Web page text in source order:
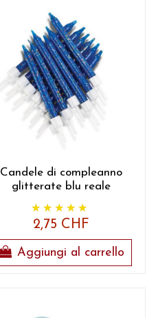
Candele di compleanno
glitterate blu reale
2,75 CHF
Aggiungi al carrello